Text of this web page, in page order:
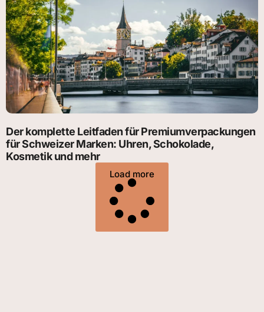
Der komplette Leitfaden für Premiumverpackungen
für Schweizer Marken: Uhren, Schokolade,
Kosmetik und mehr
Load more